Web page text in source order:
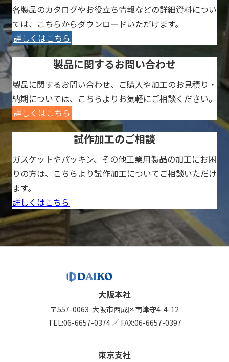
各製品のカタログやお役立ち情報などの詳細資料につい
ては、こちらからダウンロードいただけます。
詳しくはこちら
製品に関するお問い合わせ
製品に関するお問い合わせ、ご購入や加工のお見積り・
納期については、こちらよりお気軽にご相談ください。
詳しくはこちら
試作加工のご相談
ガスケットやパッキン、その他工業用製品の加工にお困
りの方は、こちらより試作加工についてご相談いただけ
ます。
詳しくはこちら
大阪本社
〒557-0063 大阪市西成区南津守4-4-12
TEL:06-6657-0374／ FAX:06-6657-0397
東京支社